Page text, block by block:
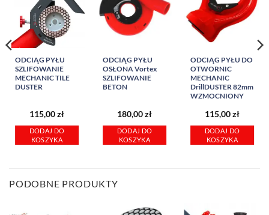
ODCIĄG PYŁU
SZLIFOWANIE
MECHANIC TILE
DUSTER
115,00zł
DODAJ DO
KOSZYKA
ODCIĄG PYŁU
OSŁONA Vortex
SZLIFOWANIE
BETON
180,00zł
DODAJ DO
KOSZYKA
ODCIĄG PYŁU DO
OTWORNIC
MECHANIC
DrillDUSTER 82mm
WZMOCNIONY
115,00zł
DODAJ DO
KOSZYKA
PODOBNE PRODUKTY